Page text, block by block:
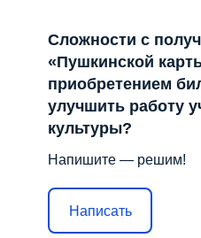
Сложности с
«Пушкинской
приобретением
улучшить работу
культуры?
Напишите — решим!
Написать